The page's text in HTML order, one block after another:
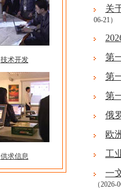
技术开发
供求信息
关
06-21）
第
第
第
俄
欧
工
一
（2026-